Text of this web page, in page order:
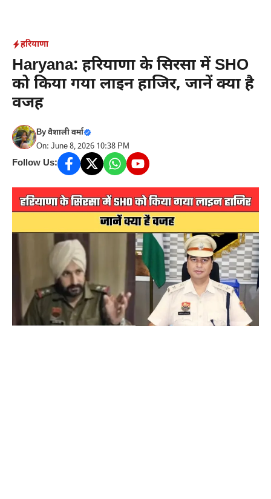
content
हरियाणा
Haryana: हरियाणा के सिरसा में SHO
को किया गया लाइन हाजिर, जानें क्या है
वजह
Byवैशाली वर्मा
On: June 8, 2026 10:38 PM
Follow Us: